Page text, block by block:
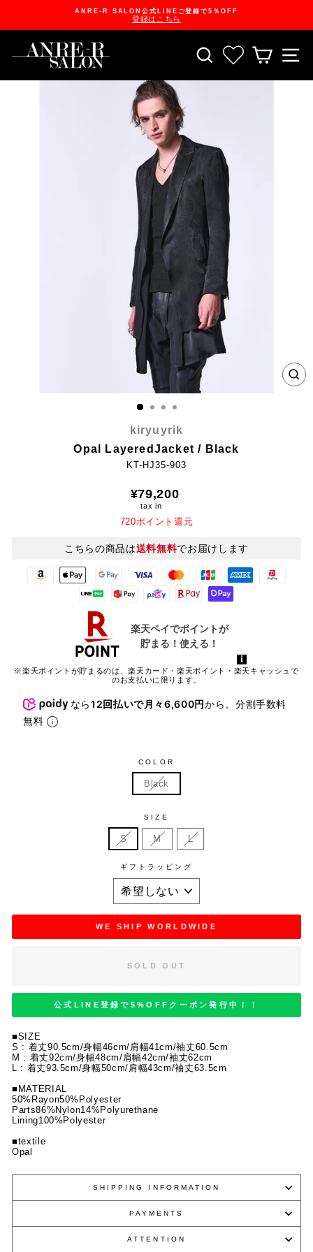
ANRE-R SALON公式LINEご登録で5％OFF
登録はこちら
SEARCHお気に入り一
CART
kiryuyrik
Opal LayeredJacket / Black
KT-HJ35-903
Regular
price
¥79,200
tax in
720ポイント還元
こちらの商品は送料無料でお届けします
※楽天ポイントが貯まるのは、楽天カード・楽天ポイント・楽天キャッシュで
のお支払いに限ります。
なら12回払いで月々6,600円から。分割手数料
無料
COLOR
Black
SIZE
S M L
ギフトラッピング
WE SHIP WORLDWIDE
SOLD OUT
公式LINE登録で5%OFFクーポン発行中！！
■SIZE
S : 着丈90.5cm/身幅46cm/肩幅41cm/袖丈60.5cm
M : 着丈92cm/身幅48cm/肩幅42cm/袖丈62cm
L : 着丈93.5cm/身幅50cm/肩幅43cm/袖丈63.5cm
■MATERIAL
50%Rayon50%Polyester
Parts86%Nylon14%Polyurethane
Lining100%Polyester
■textile
Opal
SHIPPING INFORMATION
PAYMENTS
ATTENTION